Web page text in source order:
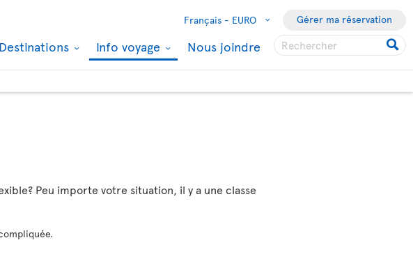
Français - EURO Gérer ma réservation
Destinations Info voyage Nous joindre
Peu importe votre situation, il y a une classe